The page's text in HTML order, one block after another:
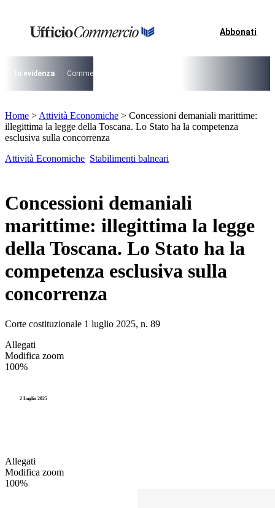
contenuto
Lorem ipsum dolor sit amet consectetur
Abbonati
In evidenza Commercio su aree pubbliche
Home > Attività Economiche > Concessioni demaniali marittime:
illegittima la legge della Toscana. Lo Stato ha la competenza
esclusiva sulla concorrenza
Attività Economiche Stabilimenti balneari
Concessioni demaniali
marittime: illegittima la legge
della Toscana. Lo Stato ha la
competenza esclusiva sulla
concorrenza
Corte costituzionale 1 luglio 2025, n. 89
Allegati
Modifica zoom
100%
2 Luglio 2025
Allegati
Modifica zoom
100%